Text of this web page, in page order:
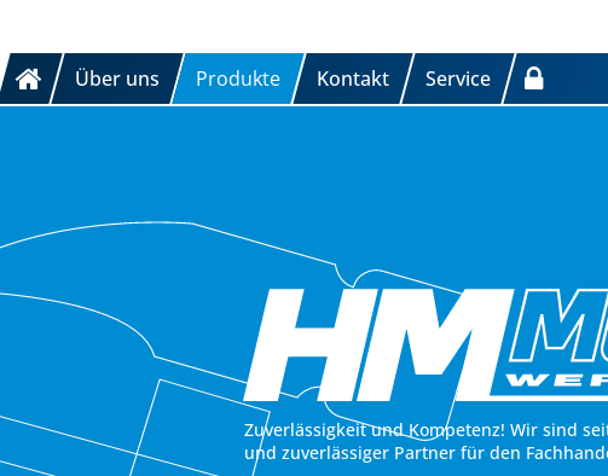
Über uns Produkte Kontakt Service
Zuverlässigkeit und Kompetenz! Wir sind
und zuverlässiger Partner für den